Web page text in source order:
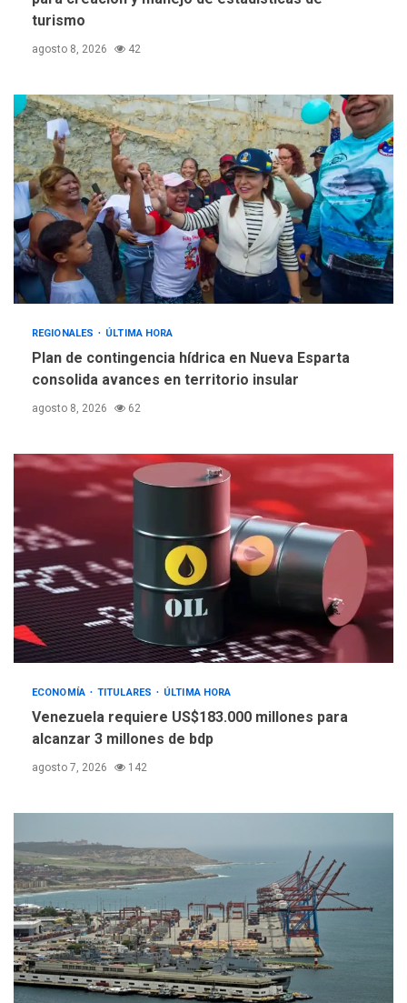
turismo
agosto 8, 2026 42
REGIONALES ÚLTIMA HORA
Plan de contingencia hídrica en Nueva Esparta
consolida avances en territorio insular
agosto 8, 2026 62
ECONOMÍA TITULARES ÚLTIMA HORA
Venezuela requiere US$183.000 millones para
alcanzar 3 millones de bdp
agosto 7, 2026 142